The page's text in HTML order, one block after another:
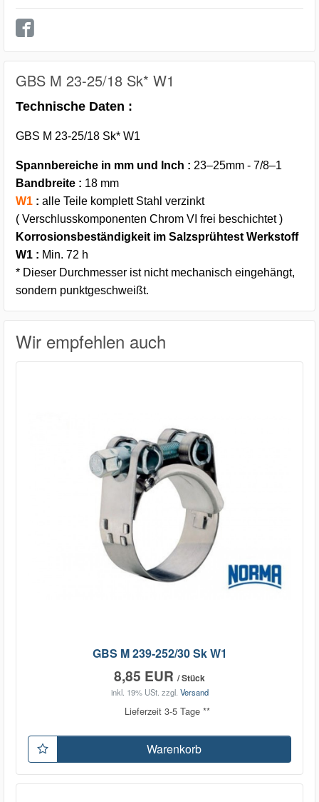
GBS M 23-25/18 Sk* W1
Technische Daten :
GBS M 23-25/18 Sk* W1
Spannbereiche in mm und Inch : 23–25mm - 7/8–1
Bandbreite : 18 mm
W1 : alle Teile komplett Stahl verzinkt
( Verschlusskomponenten Chrom VI frei beschichtet )
Korrosionsbeständigkeit im Salzsprühtest Werkstoff
W1 : Min. 72 h
* Dieser Durchmesser ist nicht mechanisch eingehängt,
sondern punktgeschweißt.
Wir empfehlen auch
GBS M 239-252/30 Sk W1
8,85 EUR / Stück
inkl. 19% USt. zzgl. Versand
Lieferzeit 3-5 Tage **
Warenkorb